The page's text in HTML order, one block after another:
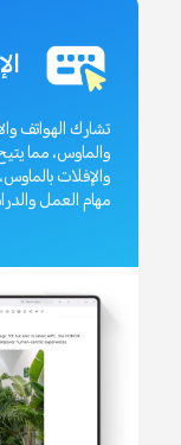
تشارك الهواتف
والماوس، مما
والإفلات
مهام العمل